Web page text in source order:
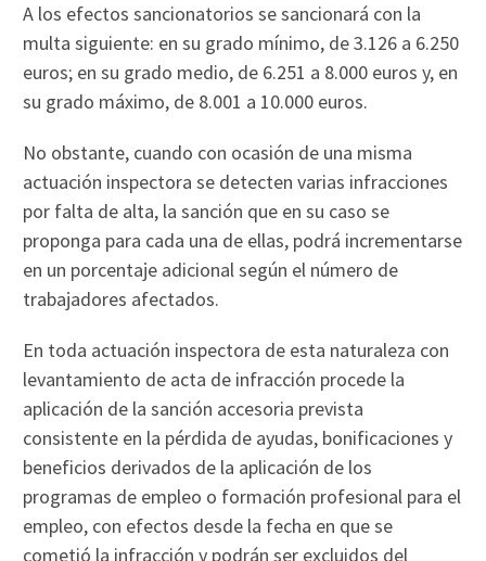
A los efectos sancionatorios se sancionará con la
multa siguiente: en su grado mínimo, de 3.126 a 6.250
euros; en su grado medio, de 6.251 a 8.000 euros y, en
su grado máximo, de 8.001 a 10.000 euros.
No obstante, cuando con ocasión de una misma
actuación inspectora se detecten varias infracciones
por falta de alta, la sanción que en su caso se
proponga para cada una de ellas, podrá incrementarse
en un porcentaje adicional según el número de
trabajadores afectados.
En toda actuación inspectora de esta naturaleza con
levantamiento de acta de infracción procede la
aplicación de la sanción accesoria prevista
consistente en la pérdida de ayudas, bonificaciones y
beneficios derivados de la aplicación de los
programas de empleo o formación profesional para el
empleo, con efectos desde la fecha en que se
cometió la infracción y podrán ser excluidos del